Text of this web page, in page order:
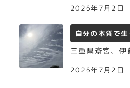
2026年7月2日
自分の本質で生
三重県斎宮、伊
2026年7月2日